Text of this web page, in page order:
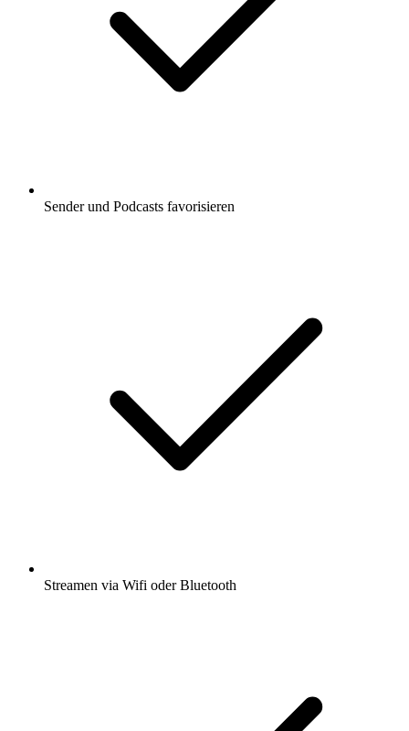
Sender und Podcasts favorisieren
Streamen via Wifi oder Bluetooth